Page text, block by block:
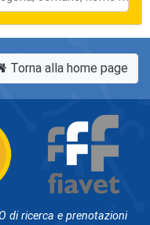
Torna alla home page
di ricerca e prenotazioni